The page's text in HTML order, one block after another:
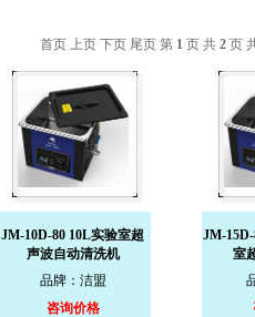
首页 上页 下页 尾页第 1 页 共 2 页
JM-10D-80 10L实验室超
声波自动清洗机
品牌：洁盟
咨询价格
JM-
室